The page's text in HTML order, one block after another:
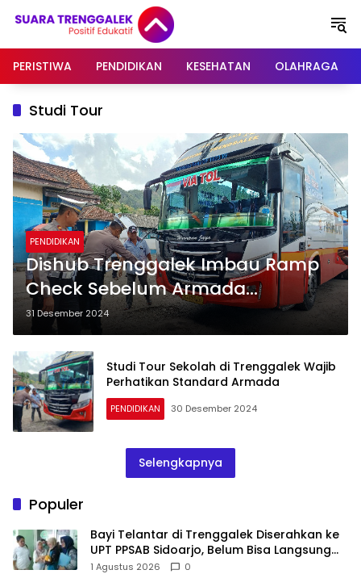
PERISTIWA
PENDIDIKAN KESEHATAN OLAHRAGA
Studi Tour
PENDIDIKAN
Dishub Trenggalek Imbau Ramp
Check Sebelum Armada
Digunakan Studi Tour
31 Desember 2024
Studi Tour Sekolah di Trenggalek Wajib
Perhatikan Standard Armada
PENDIDIKAN 30 Desember 2024
Selengkapnya
Populer
Bayi Telantar di Trenggalek Diserahkan ke
UPT PPSAB Sidoarjo, Belum Bisa Langsung
Diadopsi
1 Agustus 2026 0